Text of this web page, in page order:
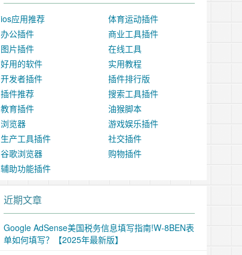
ios应用推荐
体育运动插件
办公插件
商业工具插件
图片插件
在线工具
好用的软件
实用教程
开发者插件
插件排行版
插件推荐
搜索工具插件
教育插件
油猴脚本
浏览器
游戏娱乐插件
生产工具插件
社交插件
谷歌浏览器
购物插件
辅助功能插件
近期文章
Google AdSense美国税务信息填写指南!W-8BEN表
单如何填写？【2025年最新版】